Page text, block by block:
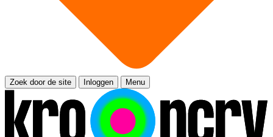
Zoek door de site Inloggen Menu